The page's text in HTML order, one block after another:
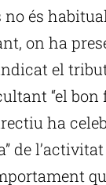
no és
on ha
el
“el
ha
de